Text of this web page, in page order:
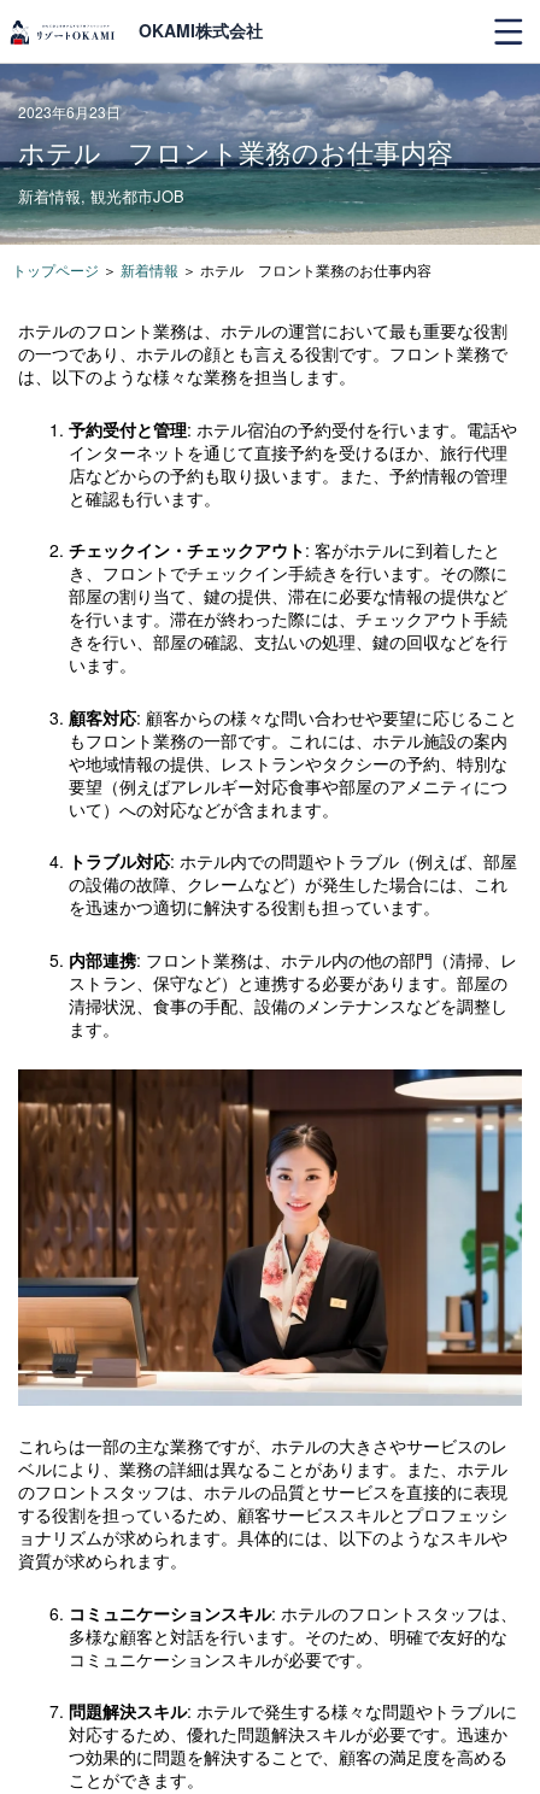
OKAMI株式会社
2023年6月23日
ホテル フロント業務のお仕事内容
新着情報, 観光都市JOB
トップページ ＞ 新着情報 ＞ ホテル フロント業務のお仕事内容
ホテルのフロント業務は、ホテルの運営において最も重要な役割
の一つであり、ホテルの顔とも言える役割です。フロント業務で
は、以下のような様々な業務を担当します。
予約受付と管理: ホテル宿泊の予約受付を行います。電話や
インターネットを通じて直接予約を受けるほか、旅行代理
店などからの予約も取り扱います。また、予約情報の管理
と確認も行います。
チェックイン・チェックアウト: 客がホテルに到着したと
き、フロントでチェックイン手続きを行います。その際に
部屋の割り当て、鍵の提供、滞在に必要な情報の提供など
を行います。滞在が終わった際には、チェックアウト手続
きを行い、部屋の確認、支払いの処理、鍵の回収などを行
います。
顧客対応: 顧客からの様々な問い合わせや要望に応じること
もフロント業務の一部です。これには、ホテル施設の案内
や地域情報の提供、レストランやタクシーの予約、特別な
要望（例えばアレルギー対応食事や部屋のアメニティにつ
いて）への対応などが含まれます。
トラブル対応: ホテル内での問題やトラブル（例えば、部屋
の設備の故障、クレームなど）が発生した場合には、これ
を迅速かつ適切に解決する役割も担っています。
内部連携: フロント業務は、ホテル内の他の部門（清掃、レ
ストラン、保守など）と連携する必要があります。部屋の
清掃状況、食事の手配、設備のメンテナンスなどを調整し
ます。
これらは一部の主な業務ですが、ホテルの大きさやサービスのレ
ベルにより、業務の詳細は異なることがあります。また、ホテル
のフロントスタッフは、ホテルの品質とサービスを直接的に表現
する役割を担っているため、顧客サービススキルとプロフェッシ
ョナリズムが求められます。具体的には、以下のようなスキルや
資質が求められます。
コミュニケーションスキル: ホテルのフロントスタッフは、
多様な顧客と対話を行います。そのため、明確で友好的な
コミュニケーションスキルが必要です。
問題解決スキル: ホテルで発生する様々な問題やトラブルに
対応するため、優れた問題解決スキルが必要です。迅速か
つ効果的に問題を解決することで、顧客の満足度を高める
ことができます。